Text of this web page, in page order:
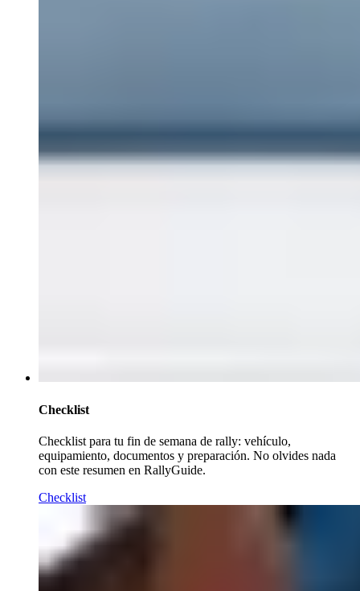
Checklist
Checklist para tu fin de semana de rally: vehículo,
equipamiento, documentos y preparación. No olvides nada
con este resumen en RallyGuide.
Checklist